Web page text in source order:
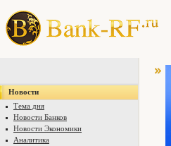
Новости
Тема дня
Новости Банков
Новости Экономики
Аналитика